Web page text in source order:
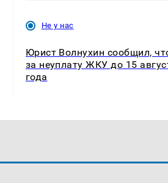
Не у нас
Юрист Волнухин сообщил,
за неуплату ЖКУ до 15
года